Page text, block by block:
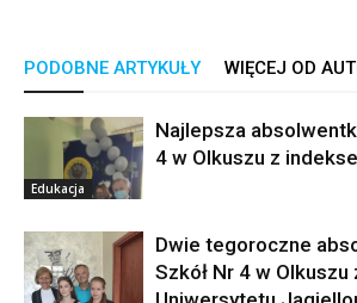
PODOBNE ARTYKUŁY WIĘCEJ OD
Edukacja
Najlepsza
4 w Olkuszu z
Dwie tegoroczne
Szkół Nr 4 w